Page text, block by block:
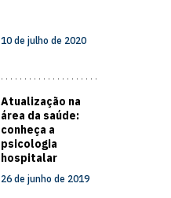
10 de julho de 2020
Atualização na
área da saúde:
conheça a
psicologia
hospitalar
26 de junho de 2019